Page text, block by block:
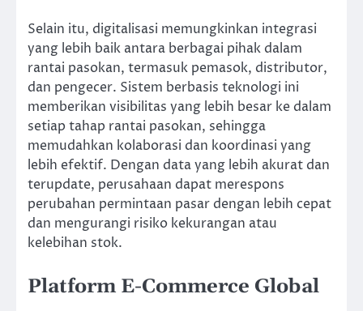
Selain itu, digitalisasi memungkinkan integrasi
yang lebih baik antara berbagai pihak dalam
rantai pasokan, termasuk pemasok, distributor,
dan pengecer. Sistem berbasis teknologi ini
memberikan visibilitas yang lebih besar ke dalam
setiap tahap rantai pasokan, sehingga
memudahkan kolaborasi dan koordinasi yang
lebih efektif. Dengan data yang lebih akurat dan
terupdate, perusahaan dapat merespons
perubahan permintaan pasar dengan lebih cepat
dan mengurangi risiko kekurangan atau
kelebihan stok.
Platform E-Commerce Global